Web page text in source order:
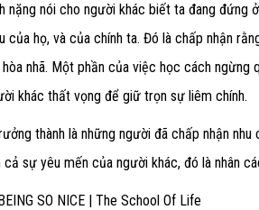
nặng nói cho người khác biết ta đang đứng
của họ, và của chính ta. Đó là chấp nhận
nhã. Một phần của việc học cách
khác thất vọng để giữ trọn sự liêm chính.
thành là những người đã chấp nhận
cả sự yêu mến của người khác, đó là nhân
SO NICE | The School Of Life